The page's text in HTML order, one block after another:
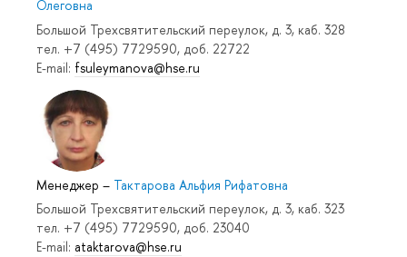
Олеговна
Большой Трехсвятительский переулок, д. 3, каб. 328
тел. +7 (495) 7729590, доб. 22722
E-mail: fsuleymanova@hse.ru
Менеджер – Тактарова Альфия Рифатовна
Большой Трехсвятительский переулок, д. 3, каб. 323
тел. +7 (495) 7729590, доб. 23040
E-mail: ataktarova@hse.ru